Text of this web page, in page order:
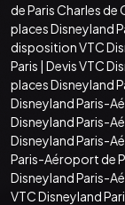
de Paris Charles de
places Disneyland
disposition VTC
Paris | Devis VTC
places Disneyland
Disneyland Paris-
Disneyland Paris-
Disneyland Paris-
Paris-Aéroport de
Disneyland Paris-
VTC Disneyland